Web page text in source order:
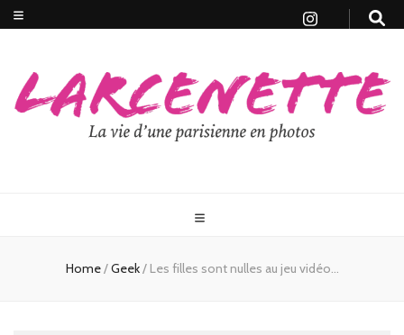
Home/Geek/ Les filles sont nulles au jeu vidéo…